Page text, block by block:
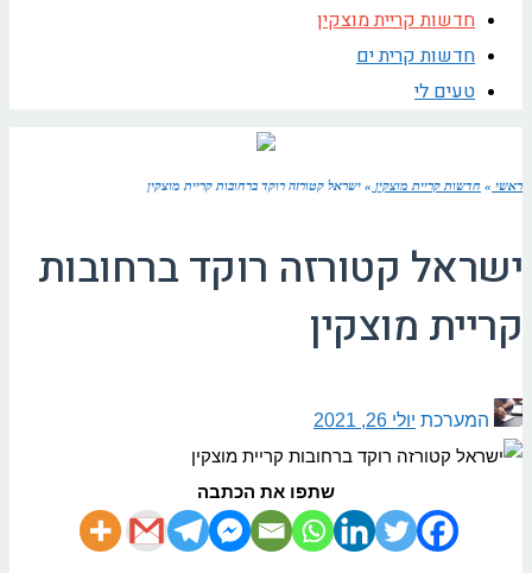
חדשות קריית מוצקין
חדשות קרית ים
טעים לי
ראשי » חדשות קריית מוצקין » ישראל קטורזה רוקד ברחובות קריית מוצקין
ישראל קטורזה רוקד ברחובות
קריית מוצקין
המערכת יולי 26, 2021
שתפו את הכתבה